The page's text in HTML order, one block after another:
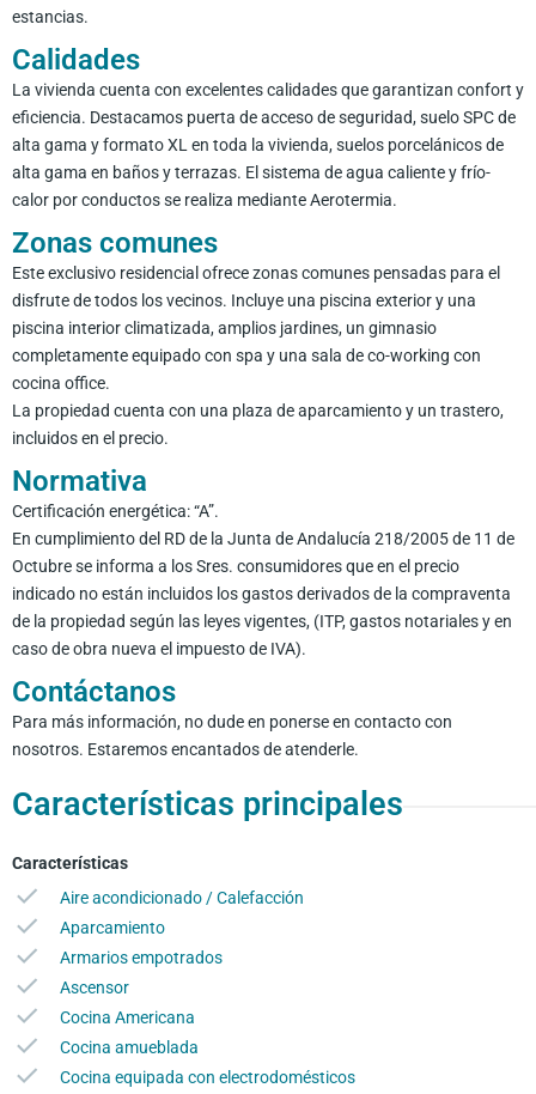
estancias.
Calidades
La vivienda cuenta con excelentes calidades que garantizan confort y
eficiencia. Destacamos puerta de acceso de seguridad, suelo SPC de
alta gama y formato XL en toda la vivienda, suelos porcelánicos de
alta gama en baños y terrazas. El sistema de agua caliente y frío-
calor por conductos se realiza mediante Aerotermia.
Zonas comunes
Este exclusivo residencial ofrece zonas comunes pensadas para el
disfrute de todos los vecinos. Incluye una piscina exterior y una
piscina interior climatizada, amplios jardines, un gimnasio
completamente equipado con spa y una sala de co-working con
cocina office.
La propiedad cuenta con una plaza de aparcamiento y un trastero,
incluidos en el precio.
Normativa
Certificación energética: “A”.
En cumplimiento del RD de la Junta de Andalucía 218/2005 de 11 de
Octubre se informa a los Sres. consumidores que en el precio
indicado no están incluidos los gastos derivados de la compraventa
de la propiedad según las leyes vigentes, (ITP, gastos notariales y en
caso de obra nueva el impuesto de IVA).
Contáctanos
Para más información, no dude en ponerse en contacto con
nosotros. Estaremos encantados de atenderle.
Características principales
Características
Aire acondicionado / Calefacción
Aparcamiento
Armarios empotrados
Ascensor
Cocina Americana
Cocina amueblada
Cocina equipada con electrodomésticos